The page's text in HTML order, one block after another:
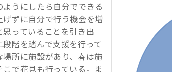
うにしたら自分でできる
ずに自分で行う機会を増
っていることを引き出
階を踏んで支援を行って
所に施設があり、春は施
で花見も行っている。ま